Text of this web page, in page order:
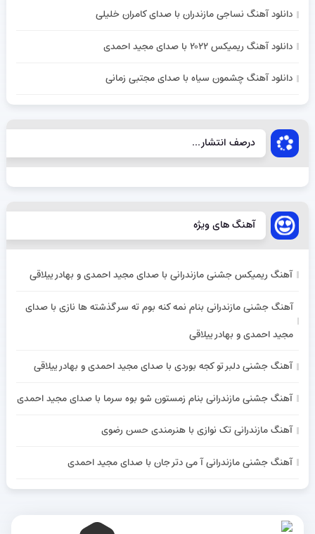
دانلود آهنگ نساجی مازندران با صدای کامران خلیلی
دانلود آهنگ ریمیکس ۲۰۲۲ با صدای مجید احمدی
دانلود آهنگ چشمون سیاه با صدای مجتبی زمانی
درصف انتشار...
آهنگ های ویژه
آهنگ ریمیکس جشنی مازندرانی با صدای مجید احمدی و بهادر ییلاقی
آهنگ جشنی مازندرانی بنام نمه کنه بوم ته سر گذشته ها نازی با صدای
مجید احمدی و بهادر ییلاقی
آهنگ جشنی دلبر تو کجه بوردی با صدای مجید احمدی و بهادر ییلاقی
آهنگ جشنی مازندرانی بنام زمستون شو بوه سرما با صدای مجید احمدی
آهنگ مازندرانی تک نوازی با هنرمندی حسن رضوی
آهنگ جشنی مازندرانی آ می دتر جان با صدای مجید احمدی